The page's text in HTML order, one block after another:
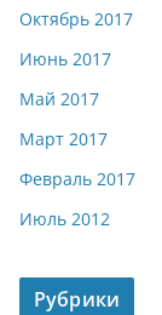
Октябрь 2017
Июнь 2017
Май 2017
Март 2017
Февраль 2017
Июль 2012
Рубрики